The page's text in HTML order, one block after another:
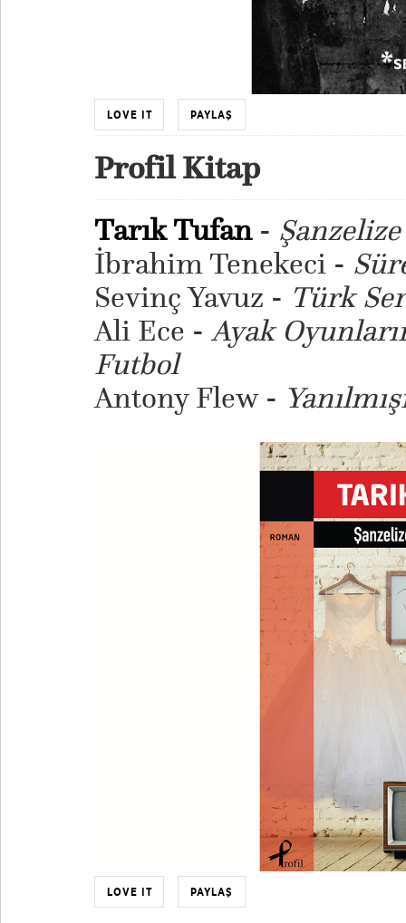
LOVE IT PAYLAŞ
Profil Kitap
Tarık Tufan-
İbrahim Tenekeci -
Sevinç Yavuz - Türk
Ali Ece -Ayak
Futbol
Antony Flew -
LOVE IT PAYLAŞ